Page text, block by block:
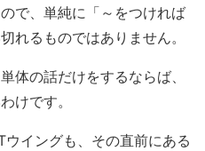
で、単純に「～をつければ
れるものではありません。
体の話だけをするならば、
けです。
イングも、その直前にある